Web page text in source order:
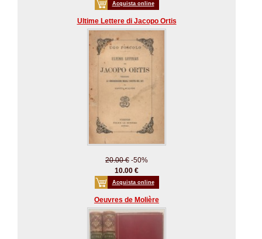
Acquista online
Ultime Lettere di Jacopo Ortis
20.00 € -50%
10.00 €
Acquista online
Oeuvres de Molière